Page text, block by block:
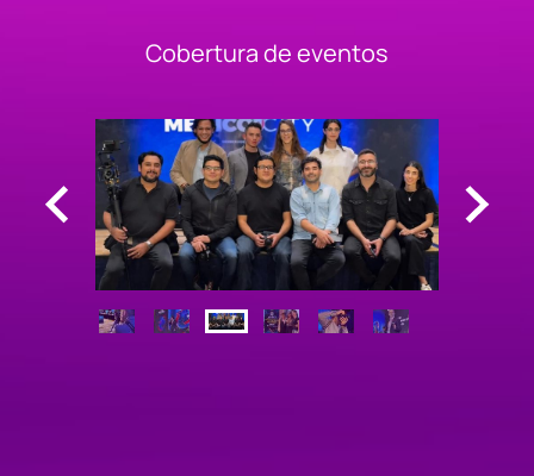
Cobertura de eventos